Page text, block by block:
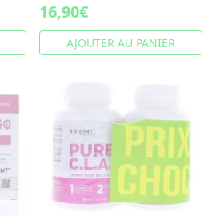
16,90€
AJOUTER AU PANIER